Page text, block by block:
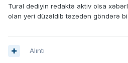
Tural dediyin redaktə aktiv olsa
olan yeri düzəldib təzədən göndərə
Alıntı